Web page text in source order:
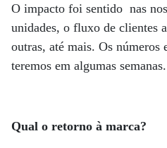
O impacto foi sentido nas
unidades, o fluxo de clientes
outras, até mais. Os números
teremos em algumas semanas.
Qual o retorno à marca?